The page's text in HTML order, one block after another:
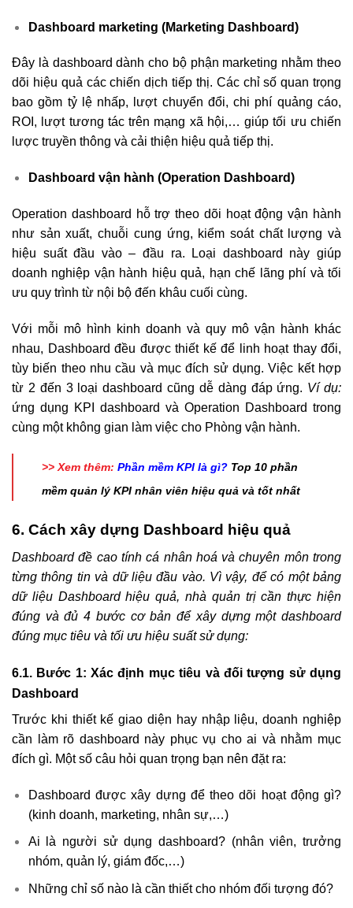
Dashboard marketing (Marketing Dashboard)
Đây là dashboard dành cho bộ phận marketing nhằm theo
dõi hiệu quả các chiến dịch tiếp thị. Các chỉ số quan trọng
bao gồm tỷ lệ nhấp, lượt chuyển đổi, chi phí quảng cáo,
ROI, lượt tương tác trên mạng xã hội,… giúp tối ưu chiến
lược truyền thông và cải thiện hiệu quả tiếp thị.
Dashboard vận hành (Operation Dashboard)
Operation dashboard hỗ trợ theo dõi hoạt động vận hành
như sản xuất, chuỗi cung ứng, kiểm soát chất lượng và
hiệu suất đầu vào – đầu ra. Loại dashboard này giúp
doanh nghiệp vận hành hiệu quả, hạn chế lãng phí và tối
ưu quy trình từ nội bộ đến khâu cuối cùng.
Với mỗi mô hình kinh doanh và quy mô vận hành khác
nhau, Dashboard đều được thiết kế để linh hoạt thay đổi,
tùy biến theo nhu cầu và mục đích sử dụng. Việc kết hợp
từ 2 đến 3 loại dashboard cũng dễ dàng đáp ứng. Ví dụ:
ứng dụng KPI dashboard và Operation Dashboard trong
cùng một không gian làm việc cho Phòng vận hành.
>> Xem thêm: Phần mềm KPI là gì? Top 10 phần
mềm quản lý KPI nhân viên hiệu quả và tốt nhất
6. Cách xây dựng Dashboard hiệu quả
Dashboard đề cao tính cá nhân hoá và chuyên môn trong
từng thông tin và dữ liệu đầu vào. Vì vậy, để có một bảng
dữ liệu Dashboard hiệu quả, nhà quản trị cần thực hiện
đúng và đủ 4 bước cơ bản để xây dựng một dashboard
đúng mục tiêu và tối ưu hiệu suất sử dụng:
6.1. Bước 1: Xác định mục tiêu và đối tượng sử dụng
Dashboard
Trước khi thiết kế giao diện hay nhập liệu, doanh nghiệp
cần làm rõ dashboard này phục vụ cho ai và nhằm mục
đích gì. Một số câu hỏi quan trọng bạn nên đặt ra:
Dashboard được xây dựng để theo dõi hoạt động gì?
(kinh doanh, marketing, nhân sự,…)
Ai là người sử dụng dashboard? (nhân viên, trưởng
nhóm, quản lý, giám đốc,…)
Những chỉ số nào là cần thiết cho nhóm đối tượng đó?